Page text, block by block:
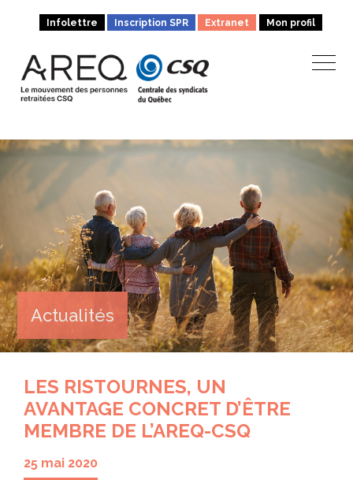
Infolettre Inscription SPR Extranet Mon profil
Actualités
LES RISTOURNES, UN
AVANTAGE CONCRET D’ÊTRE
MEMBRE DE L’AREQ-CSQ
25 mai 2020